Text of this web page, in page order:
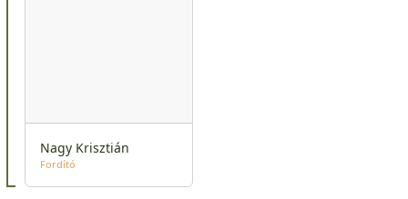
Nagy Krisztián
Fordító